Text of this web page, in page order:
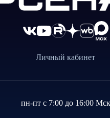
Личный кабинет
пн-пт с 7:00 до 16:00 Мск